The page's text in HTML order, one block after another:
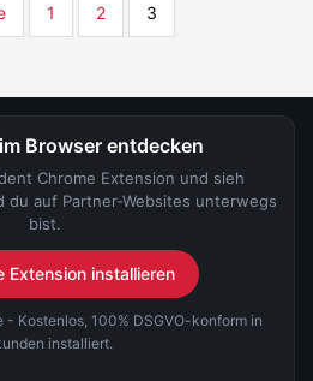
1 2 3
Browser entdecken
Chrome Extension und sieh
du auf Partner-Websites unterwegs
bist.
Extension installieren
Kostenlos, 100% DSGVO-konform in
installiert.